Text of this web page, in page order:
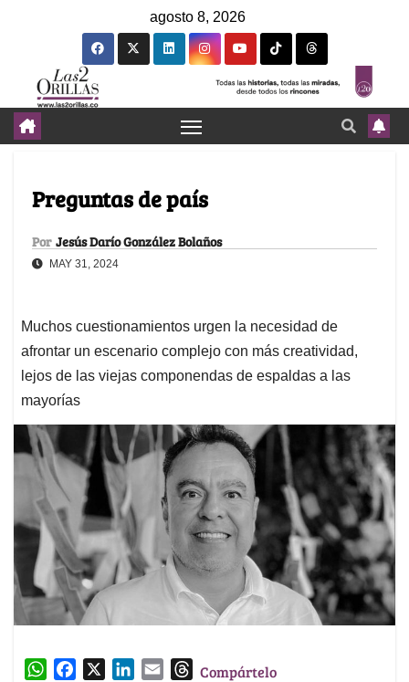
agosto 8, 2026
Preguntas de país
Por Jesús Darío González Bolaños
MAY 31, 2024
Muchos cuestionamientos urgen la necesidad de
afrontar un escenario complejo con más creatividad,
lejos de las viejas componendas de espaldas a las
mayorías
W
TCompártelo